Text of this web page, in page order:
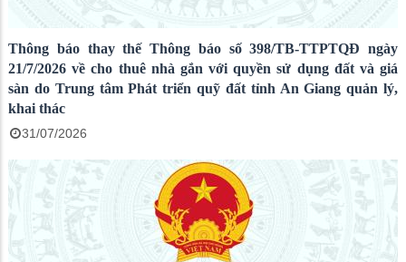
Thông báo thay thế Thông báo số 398/TB-TTPTQĐ ngày
21/7/2026 về cho thuê nhà gắn với quyền sử dụng đất và giá
sàn do Trung tâm Phát triển quỹ đất tỉnh An Giang quản lý,
khai thác
31/07/2026